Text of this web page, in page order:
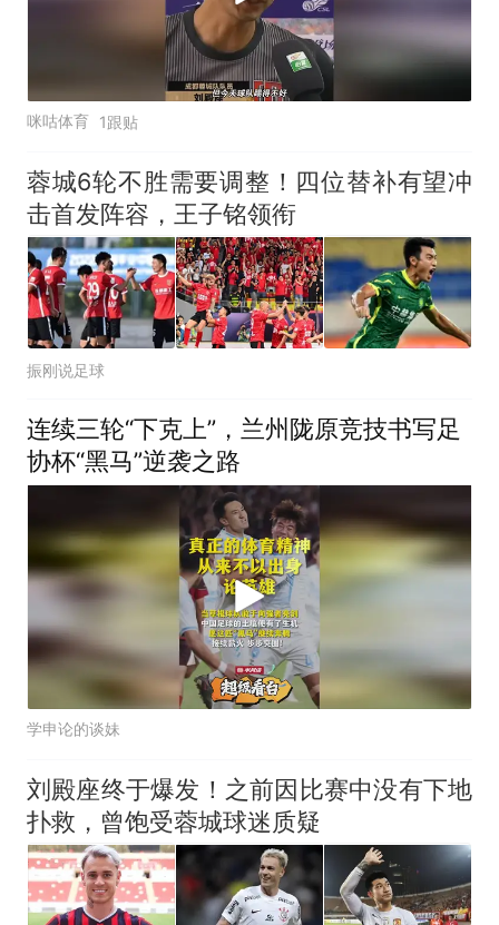
咪咕体育 1跟贴
蓉城6轮不胜需要调整！四位替补有望冲
击首发阵容，王子铭领衔
振刚说足球
连续三轮“下克上”，兰州陇原竞技书写足
协杯“黑马”逆袭之路
学申论的谈妹
刘殿座终于爆发！之前因比赛中没有下地
扑救，曾饱受蓉城球迷质疑